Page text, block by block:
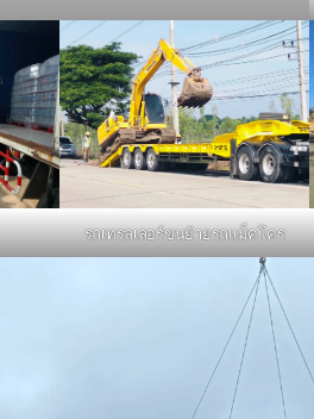
รถเทรลเลอร์ขนย้ายรถแม็คโคร